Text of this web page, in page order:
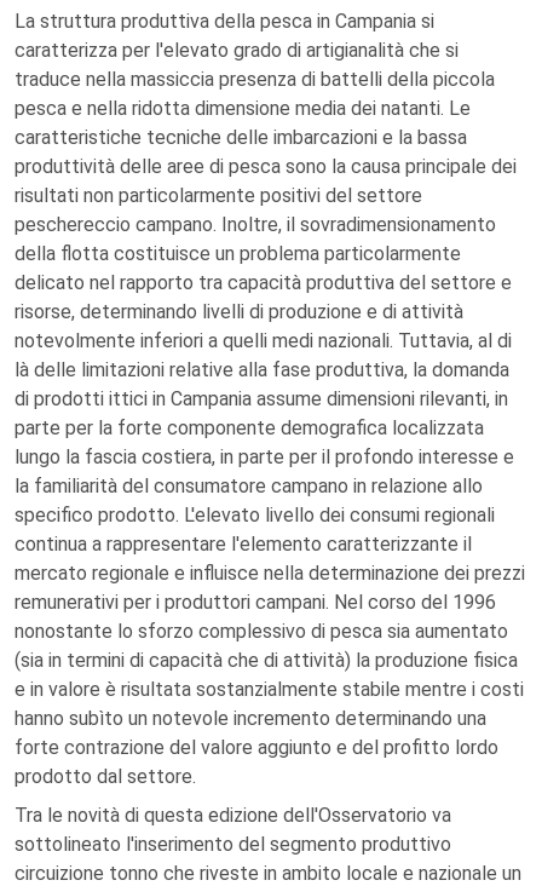
La struttura produttiva della pesca in Campania si
caratterizza per l'elevato grado di artigianalità che si
traduce nella massiccia presenza di battelli della piccola
pesca e nella ridotta dimensione media dei natanti. Le
caratteristiche tecniche delle imbarcazioni e la bassa
produttività delle aree di pesca sono la causa principale dei
risultati non particolarmente positivi del settore
peschereccio campano. Inoltre, il sovradimensionamento
della flotta costituisce un problema particolarmente
delicato nel rapporto tra capacità produttiva del settore e
risorse, determinando livelli di produzione e di attività
notevolmente inferiori a quelli medi nazionali. Tuttavia, al di
là delle limitazioni relative alla fase produttiva, la domanda
di prodotti ittici in Campania assume dimensioni rilevanti, in
parte per la forte componente demografica localizzata
lungo la fascia costiera, in parte per il profondo interesse e
la familiarità del consumatore campano in relazione allo
specifico prodotto. L'elevato livello dei consumi regionali
continua a rappresentare l'elemento caratterizzante il
mercato regionale e influisce nella determinazione dei prezzi
remunerativi per i produttori campani. Nel corso del 1996
nonostante lo sforzo complessivo di pesca sia aumentato
(sia in termini di capacità che di attività) la produzione fisica
e in valore è risultata sostanzialmente stabile mentre i costi
hanno subìto un notevole incremento determinando una
forte contrazione del valore aggiunto e del profitto lordo
prodotto dal settore.
Tra le novità di questa edizione dell'Osservatorio va
sottolineato l'inserimento del segmento produttivo
circuizione tonno che riveste in ambito locale e nazionale un